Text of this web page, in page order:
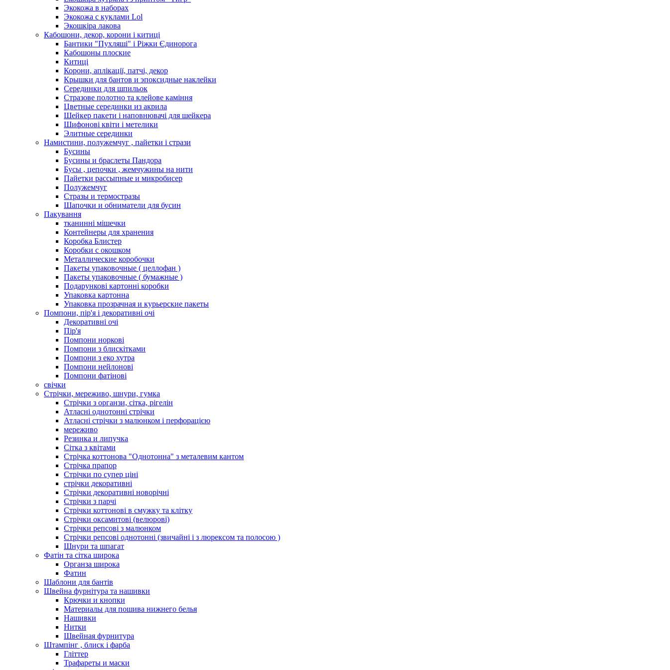
Экокожа в наборах
Экокожа с куклами Lol
Экошкiра лакова
Кабошони, декор, корони і китиці
Бантики "Пухляші" і Ріжки Єдинорога
Кабошоны плоские
Китиці
Корони, аплікації, патчі, декор
Крышки для бантов и эпоксидные наклейки
Серединки для шпильок
Стразове полотно та клейове каміння
Цветные серединки из акрила
Шейкер пакети і наповнювачі для шейкера
Шифонові квіти і метелики
Элитные серединки
Намистини, полужемчуг , пайетки і стрази
Бусины
Бусины и браслеты Пандора
Бусы , цепочки , жемчужины на нити
Пайетки рассыпные и микробисер
Полужемчуг
Стразы и термостразы
Шапочки и обниматели для бусин
Пакування
тканинні мішечки
Контейнеры для хранения
Коробка Блистер
Коробки с окошком
Металлические коробочки
Пакеты упаковочные ( целлофан )
Пакеты упаковочные ( бумажные )
Подарункові картонні коробки
Упаковка картонна
Упаковка прозрачная и курьерские пакеты
Помпони, пір'я і декоративні очі
Декоративні очі
Пір'я
Помпони норкові
Помпони з блискітками
Помпони з еко хутра
Помпони нейлонові
Помпони фатінові
свічки
Стрічки, мереживо, шнури, гумка
Стрічки з органзи, сітка, рігелін
Атласні однотонні стрічки
Атласні стрічки з малюнком і перфорацією
мереживо
Резинка и липучка
Сітка з квітами
Стрічка коттонова "Однотонна" з металевим кантом
Стрічка прапор
Стрічки по супер ціні
стрічки декоративні
Стрічки декоративні новорічні
Стрічки з парчі
Стрічки коттонові в смужку та клітку
Стрічки оксамитові (велюрові)
Стрічки репсові з малюнком
Стрічки репсові однотонні (звичайні і з люрексом та полосою )
Шнури та шпагат
Фатін та сітка широка
Органза широка
Фатин
Шаблони для бантів
Швейна фурнітура та нашивки
Крючки и кнопки
Материалы для пошива нижнего белья
Нашивки
Нитки
Швейная фурнитура
Штампінг , блиск і фарба
Гліттер
Трафареты и маски